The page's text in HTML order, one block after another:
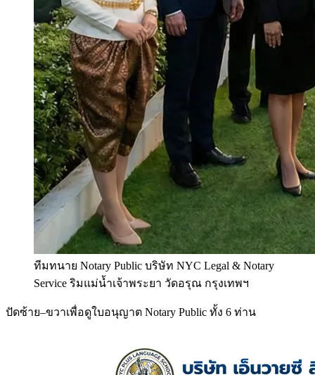
ทีมทนาย Notary Public บริษัท NYC Legal & Notary
Service ริมแม่น้ำเจ้าพระยา วัดอรุณ กรุงเทพฯ
ปัดซ้าย–ขวาเพื่อดูใบอนุญาต Notary Public ทั้ง 6 ท่าน